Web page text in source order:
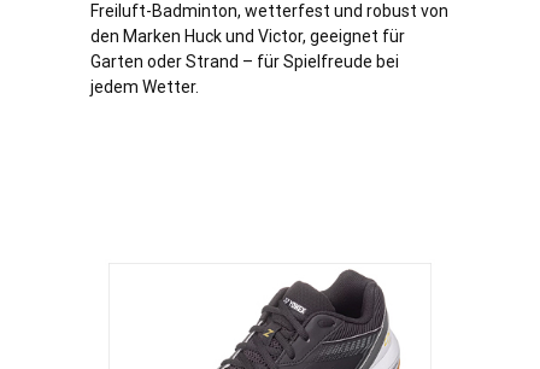
Freiluft-Badminton, wetterfest und robust von
den Marken Huck und Victor, geeignet für
Garten oder Strand – für Spielfreude bei
jedem Wetter.